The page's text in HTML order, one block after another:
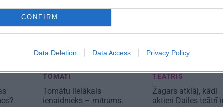
CONFIRM
Data Deletion Data Access Privacy Policy
TOMĀTI
Tomātu lielākais
ienaidnieks – mitrums.
TEĀTRIS
Žagars atklāj, kādi
aktieri Dailes teātrī